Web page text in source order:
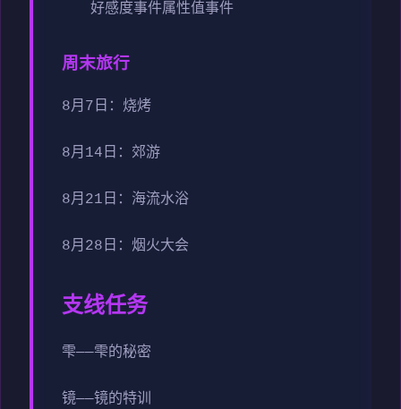
好感度事件属性值事件
周末旅行
8月7日：烧烤
8月14日：郊游
8月21日：海流水浴
8月28日：烟火大会
支线任务
雫——雫的秘密
镜——镜的特训